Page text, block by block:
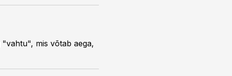
mis võtab aega,